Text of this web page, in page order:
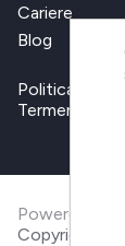
Cariere
Blog
Politica de
Termeni și
Powered by
Copyright ©